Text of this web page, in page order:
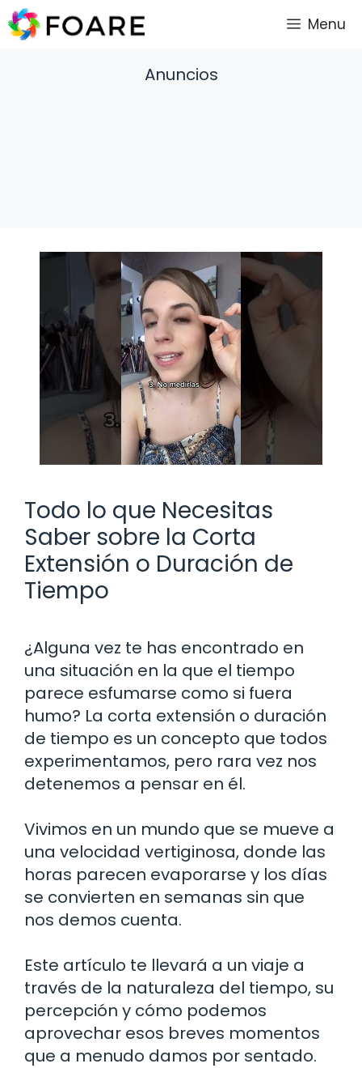
Saltar
al
Menu
Anuncios
Todo lo que Necesitas
Saber sobre la Corta
Extensión o Duración de
Tiempo
¿Alguna vez te has encontrado en
una situación en la que el tiempo
parece esfumarse como si fuera
humo? La corta extensión o duración
de tiempo es un concepto que todos
experimentamos, pero rara vez nos
detenemos a pensar en él.
Vivimos en un mundo que se mueve a
una velocidad vertiginosa, donde las
horas parecen evaporarse y los días
se convierten en semanas sin que
nos demos cuenta.
Este artículo te llevará a un viaje a
través de la naturaleza del tiempo, su
percepción y cómo podemos
aprovechar esos breves momentos
que a menudo damos por sentado.